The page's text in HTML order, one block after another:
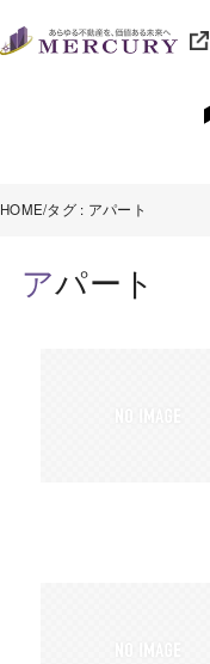
HOME タグ : アパート
アパート